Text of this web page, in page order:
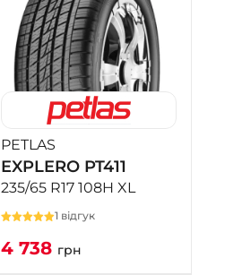
PETLAS
EXPLERO PT411
235/65 R17 108H XL
1 відгук
4 738 грн